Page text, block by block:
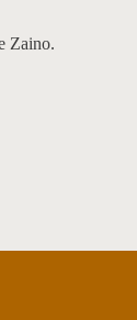
Zaino.